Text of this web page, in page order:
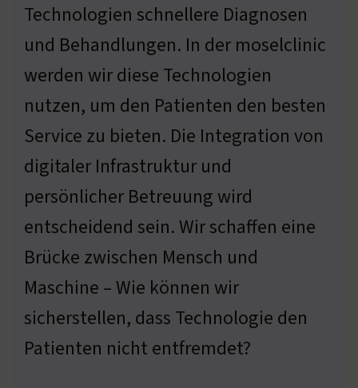
Technologien schnellere Diagnosen
und Behandlungen. In der moselclinic
werden wir diese Technologien
nutzen, um den Patienten den besten
Service zu bieten. Die Integration von
digitaler Infrastruktur und
persönlicher Betreuung wird
entscheidend sein. Wir schaffen eine
Brücke zwischen Mensch und
Maschine – Wie können wir
sicherstellen, dass Technologie den
Patienten nicht entfremdet?